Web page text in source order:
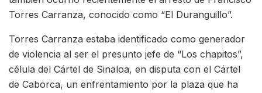
Torres Carranza, conocido como “El Duranguillo”.
Torres Carranza estaba identificado como generador
de violencia al ser el presunto jefe de “Los chapitos”,
célula del Cártel de Sinaloa, en disputa con el Cártel
de Caborca, un enfrentamiento por la plaza que ha